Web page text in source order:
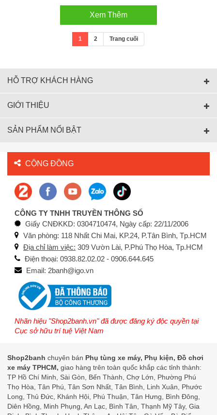
Xem Thêm
1 2 Trang cuối
HỖ TRỢ KHÁCH HÀNG
GIỚI THIỆU
SẢN PHẨM NỔI BẬT
CỘNG ĐỒNG
CÔNG TY TNHH TRUYỀN THÔNG SỐ
Giấy CNĐKKD: 0304710474, Ngày cấp: 22/11/2006
Văn phòng: 118 Nhất Chi Mai, KP.24, P.Tân Bình, Tp.HCM
Địa chỉ làm việc: 309 Vườn Lài, P.Phú Thọ Hòa, Tp.HCM
Điện thoại: 0938.82.02.02 - 0906.644.645
Email: 2banh@igo.vn
Nhãn hiệu "Shop2banh.vn" đã được đăng ký độc quyền tại
Cục sở hữu trí tuệ Việt Nam
Shop2banh chuyên bán Phụ tùng xe máy, Phụ kiện, Đồ chơi
xe máy TPHCM, giao hàng trên toàn quốc khắp các tỉnh thành:
TP Hồ Chí Minh, Sài Gòn, Bến Thành, Chợ Lớn, Phường Phú
Thọ Hòa, Tân Phú, Tân Sơn Nhất, Tân Bình, Linh Xuân, Phước
Long, Thủ Đức, Khánh Hội, Phú Thuận, Tân Hưng, Bình Đông,
Diên Hồng, Minh Phụng, An Lạc, Bình Tân, Thạnh Mỹ Tây, Gia